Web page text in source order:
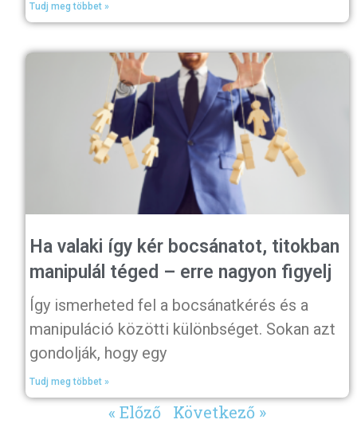
Tudj meg többet »
Ha valaki így kér bocsánatot, titokban
manipulál téged – erre nagyon figyelj
Így ismerheted fel a bocsánatkérés és a
manipuláció közötti különbséget. Sokan azt
gondolják, hogy egy
Tudj meg többet »
« Előző Következő »